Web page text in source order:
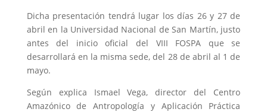
Dicha presentación tendrá lugar los días 26 y 27 de
abril en la Universidad Nacional de San Martín, justo
antes del inicio oficial del VIII FOSPA que se
desarrollará en la misma sede, del 28 de abril al 1 de
mayo.
Según explica Ismael Vega, director del Centro
Amazónico de Antropología y Aplicación Práctica